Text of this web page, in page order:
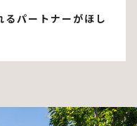
るパートナーがほし